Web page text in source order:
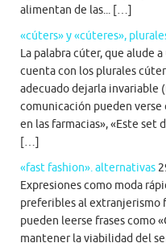
alimentan de las... […]
«cúters» y «cúteres»,
La palabra cúter, que alude
cuenta con los plurales
adecuado dejarla invariable
comunicación pueden verse
en las farmacias», «Este set
[…]
«fast fashion». alternativas
Expresiones como moda
preferibles al extranjerismo
pueden leerse frases como
mantener la viabilidad del